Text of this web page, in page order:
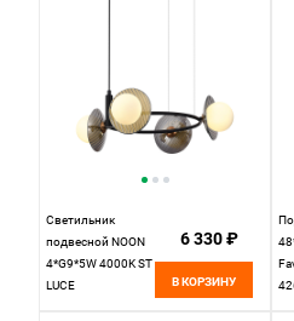
Светильник
подвесной NOON
4*G9*5W 4000K ST
LUCE
6 330 ₽
В КОРЗИНУ